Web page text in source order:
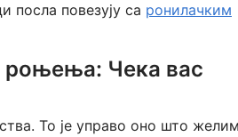
повезују са ронилачким
роњења: Чека вас
То је управо оно што